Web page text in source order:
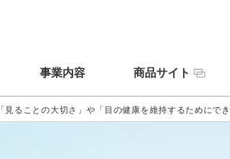
事業内容 商品サイト
「見ることの大切さ」や「目の健康を維持するために